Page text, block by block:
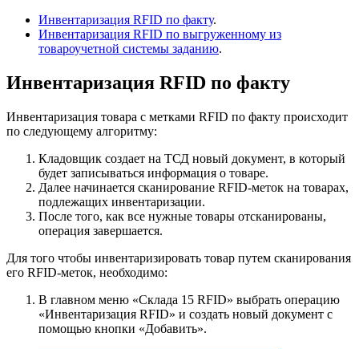
Инвентаризация RFID по факту.
Инвентаризация RFID по выгруженному из
товароучетной системы заданию.
Инвентаризация RFID по факту
Инвентаризация товара с метками RFID по факту происходит
по следующему алгоритму:
Кладовщик создает на ТСД новый документ, в который
будет записываться информация о товаре.
Далее начинается сканирование RFID-меток на товарах,
подлежащих инвентаризации.
После того, как все нужные товары отсканированы,
операция завершается.
Для того чтобы инвентаризировать товар путем сканирования
его RFID-меток, необходимо:
В главном меню «Склада 15 RFID» выбрать операцию
«Инвентаризация RFID» и создать новый документ с
помощью кнопки «Добавить».